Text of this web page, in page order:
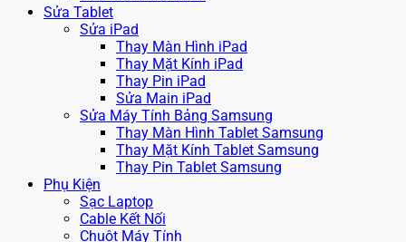
Sửa Tablet
Sửa iPad
Thay Màn Hình iPad
Thay Mặt Kính iPad
Thay Pin iPad
Sửa Main iPad
Sửa Máy Tính Bảng Samsung
Thay Màn Hình Tablet Samsung
Thay Mặt Kính Tablet Samsung
Thay Pin Tablet Samsung
Phụ Kiện
Sạc Laptop
Cable Kết Nối
Chuột Máy Tính